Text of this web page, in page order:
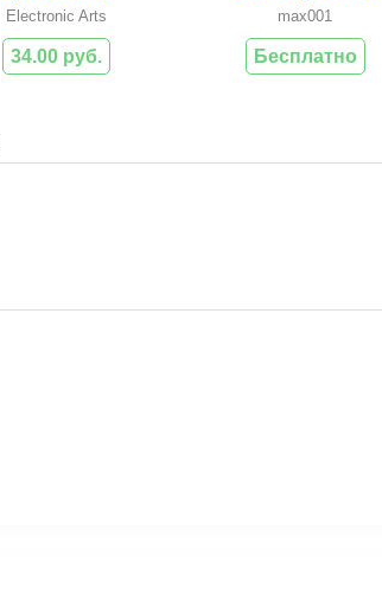
Electronic Arts
34.00 руб.
max001
Бесплатно